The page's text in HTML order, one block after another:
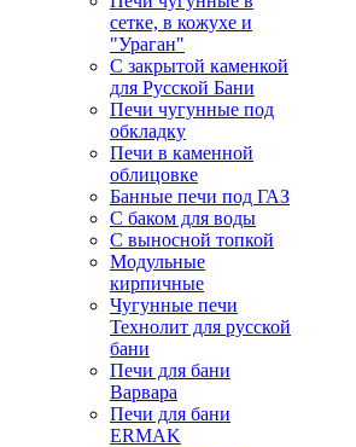
сетке, в кожухе и
"Ураган"
С закрытой каменкой
для Русской Бани
Печи чугунные под
обкладку
Печи в каменной
облицовке
Банные печи под ГАЗ
С баком для воды
С выносной топкой
Модульные
кирпичные
Чугунные печи
Технолит для русской
бани
Печи для бани
Варвара
Печи для бани
ERMAK